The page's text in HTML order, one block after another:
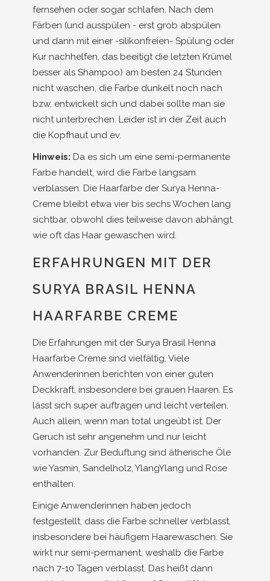
fernsehen oder sogar schlafen. Nach dem
Färben (und ausspülen - erst grob abspülen
und dann mit einer -silikonfreien- Spülung oder
Kur nachhelfen, das beeitigt die letzten Krümel
besser als Shampoo) am besten 24 Stunden
nicht waschen, die Farbe dunkelt noch nach
bzw. entwickelt sich und dabei sollte man sie
nicht unterbrechen. Leider ist in der Zeit auch
die Kopfhaut und ev.
Hinweis: Da es sich um eine semi-permanente
Farbe handelt, wird die Farbe langsam
verblassen. Die Haarfarbe der Surya Henna-
Creme bleibt etwa vier bis sechs Wochen lang
sichtbar, obwohl dies teilweise davon abhängt,
wie oft das Haar gewaschen wird.
ERFAHRUNGEN MIT DER
SURYA BRASIL HENNA
HAARFARBE CREME
Die Erfahrungen mit der Surya Brasil Henna
Haarfarbe Creme sind vielfältig. Viele
Anwenderinnen berichten von einer guten
Deckkraft, insbesondere bei grauen Haaren. Es
lässt sich super auftragen und leicht verteilen.
Auch allein, wenn man total ungeübt ist. Der
Geruch ist sehr angenehm und nur leicht
vorhanden. Zur Beduftung sind ätherische Öle
wie Yasmin, Sandelholz, YlangYlang und Rose
enthalten.
Einige Anwenderinnen haben jedoch
festgestellt, dass die Farbe schneller verblasst,
insbesondere bei häufigem Haarewaschen. Sie
wirkt nur semi-permanent, weshalb die Farbe
nach 7-10 Tagen verblasst. Das heißt dann